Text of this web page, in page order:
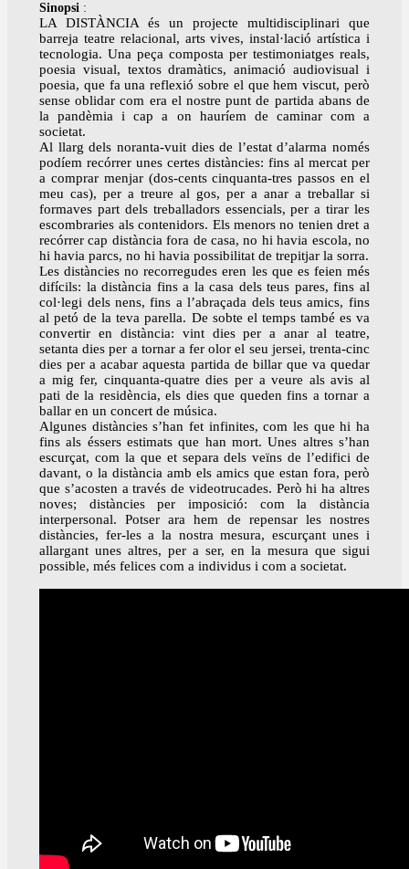
Sinopsi :
LA DISTÀNCIA és un projecte multidisciplinari que
barreja teatre relacional, arts vives, instal·lació artística i
tecnologia. Una peça composta per testimoniatges reals,
poesia visual, textos dramàtics, animació audiovisual i
poesia, que fa una reflexió sobre el que hem viscut, però
sense oblidar com era el nostre punt de partida abans de
la pandèmia i cap a on hauríem de caminar com a
societat.
Al llarg dels noranta-vuit dies de l’estat d’alarma només
podíem recórrer unes certes distàncies: fins al mercat per
a comprar menjar (dos-cents cinquanta-tres passos en el
meu cas), per a treure al gos, per a anar a treballar si
formaves part dels treballadors essencials, per a tirar les
escombraries als contenidors. Els menors no tenien dret a
recórrer cap distància fora de casa, no hi havia escola, no
hi havia parcs, no hi havia possibilitat de trepitjar la sorra.
Les distàncies no recorregudes eren les que es feien més
difícils: la distància fins a la casa dels teus pares, fins al
col·legi dels nens, fins a l’abraçada dels teus amics, fins
al petó de la teva parella. De sobte el temps també es va
convertir en distància: vint dies per a anar al teatre,
setanta dies per a tornar a fer olor el seu jersei, trenta-cinc
dies per a acabar aquesta partida de billar que va quedar
a mig fer, cinquanta-quatre dies per a veure als avis al
pati de la residència, els dies que queden fins a tornar a
ballar en un concert de música.
Algunes distàncies s’han fet infinites, com les que hi ha
fins als éssers estimats que han mort. Unes altres s’han
escurçat, com la que et separa dels veïns de l’edifici de
davant, o la distància amb els amics que estan fora, però
que s’acosten a través de videotrucades. Però hi ha altres
noves; distàncies per imposició: com la distància
interpersonal. Potser ara hem de repensar les nostres
distàncies, fer-les a la nostra mesura, escurçant unes i
allargant unes altres, per a ser, en la mesura que sigui
possible, més felices com a individus i com a societat.